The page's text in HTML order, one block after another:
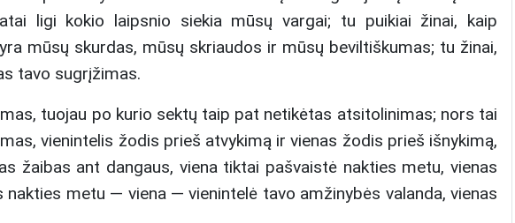
ligi kokio laipsnio siekia mūsų vargai; tu puikiai žinai, kaip
mūsų skurdas, mūsų skriaudos ir mūsų beviltiškumas; tu žinai,
tavo sugrįžimas.
tuojau po kurio sektų taip pat netikėtas atsitolinimas; nors tai
vienintelis žodis prieš atvykimą ir vienas žodis prieš išnykimą,
žaibas ant dangaus, viena tiktai pašvaistė nakties metu, vienas
metu — viena — vienintelė tavo amžinybės valanda, vienas